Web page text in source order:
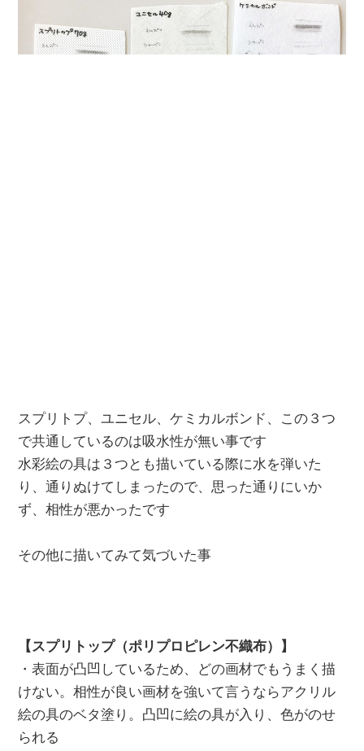
スプリトプ、ユニセル、ケミカルボンド、この３つ
で共通しているのは吸水性が無い事です
水彩絵の具は３つとも描いている際に水を弾いた
り、通りぬけてしまったので、思った通りにいか
ず、相性が悪かったです
その他に描いてみて気づいた事
【スプリトップ（ポリプロピレン不織布）】
・表面が凸凹しているため、どの画材でもうまく描
けない。相性が良い画材を強いて言うならアクリル
絵の具のベタ塗り。凸凹に絵の具が入り、色がのせ
られる